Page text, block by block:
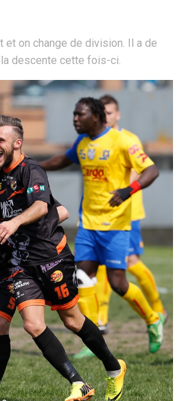
et on change de division. Il a de
la descente cette fois-ci.